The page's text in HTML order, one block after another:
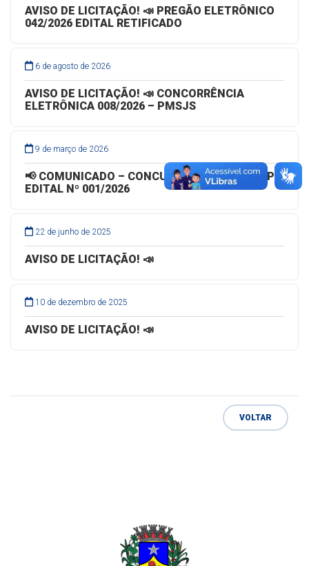
AVISO DE LICITAÇÃO! 📣 PREGÃO ELETRÔNICO
042/2026 EDITAL RETIFICADO
6 de agosto de 2026
AVISO DE LICITAÇÃO! 📣 CONCORRÊNCIA
ELETRÔNICA 008/2026 – PMSJS
9 de março de 2026
📢 COMUNICADO – CONCURSO PÚBLICO – PSP
EDITAL Nº 001/2026
22 de junho de 2025
AVISO DE LICITAÇÃO! 📣
10 de dezembro de 2025
AVISO DE LICITAÇÃO! 📣
VOLTAR